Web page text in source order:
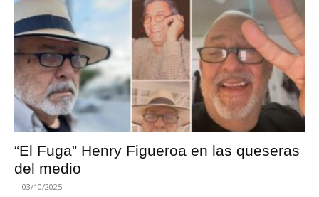
“El Fuga” Henry Figueroa en las queseras
del medio
- 03/10/2025